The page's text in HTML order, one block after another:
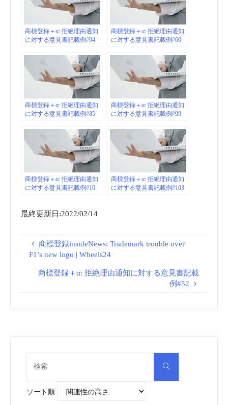
商標登録＋α: 拒絶理由通知
に対する意見書記載例#94
商標登録＋α: 拒絶理由通知
に対する意見書記載例#60
商標登録＋α: 拒絶理由通知
に対する意見書記載例#85
商標登録＋α: 拒絶理由通知
に対する意見書記載例#99
商標登録＋α: 拒絶理由通知
に対する意見書記載例#10
商標登録＋α: 拒絶理由通知
に対する意見書記載例#103
最終更新日:2022/02/14
商標登録insideNews: Trademark trouble over
F1’s new logo | Wheels24
商標登録＋α: 拒絶理由通知に対する意見書記載
例#52
検
ソート順